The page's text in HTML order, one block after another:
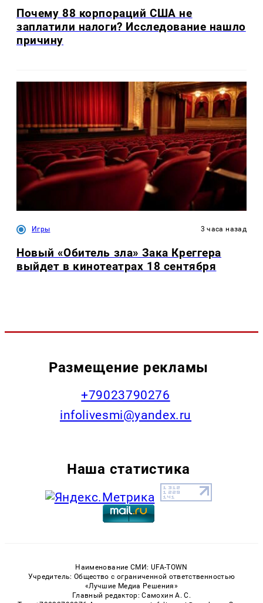
Почему 88 корпораций США не
заплатили налоги? Исследование нашло
причину
Игры 3 часа назад
Новый «Обитель зла» Зака Креггера
выйдет в кинотеатрах 18 сентября
Размещение рекламы
+79023790276
infolivesmi@yandex.ru
Наша статистика
Наименование СМИ: UFA-TOWN
Учредитель: Общество с ограниченной ответственностью
«Лучшие Медиа Решения»
Главный редактор: Самохин А. С.